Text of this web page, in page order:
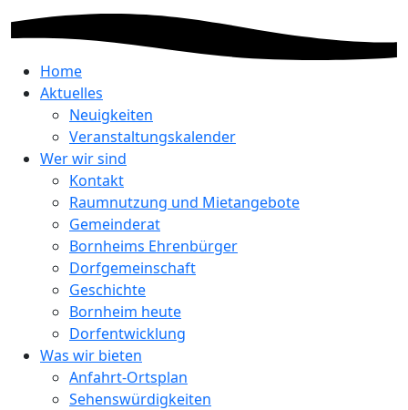
Home
Aktuelles
Neuigkeiten
Veranstaltungskalender
Wer wir sind
Kontakt
Raumnutzung und Mietangebote
Gemeinderat
Bornheims Ehrenbürger
Dorfgemeinschaft
Geschichte
Bornheim heute
Dorfentwicklung
Was wir bieten
Anfahrt-Ortsplan
Sehenswürdigkeiten